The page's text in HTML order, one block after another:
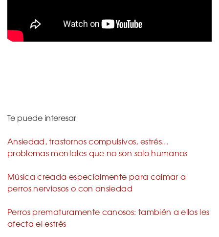
Te puede interesar
Ansiedad, trastornos compulsivos, estrés...
problemas mentales que no son solo humanos
Música creada especialmente para calmar a
perros nerviosos o con ansiedad
Perros prematuramente canosos: también a ellos les
afecta el estrés